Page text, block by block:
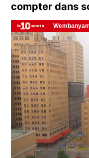
compter dans